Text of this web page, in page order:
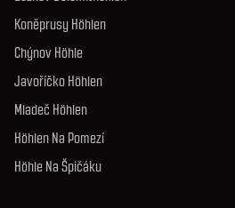
Koněprusy Höhlen
Chýnov Höhle
Javoříčko Höhlen
Mladeč Höhlen
Höhlen Na Pomezí
Höhle Na Špičáku